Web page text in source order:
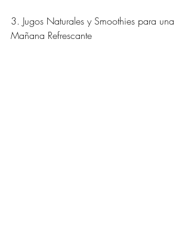
3. Jugos Naturales y Smoothies para una
Mañana Refrescante